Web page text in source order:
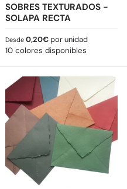
SOBRES TEXTURADOS -
SOLAPA RECTA
Precio normal
Desde 0,20€ por unidad
10 colores disponibles